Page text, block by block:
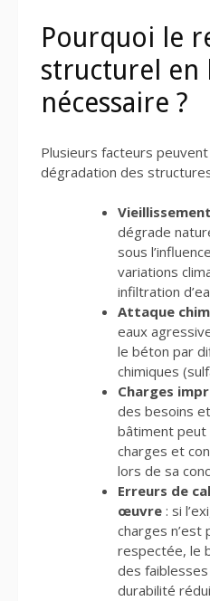
Pourquoi le
structurel en
nécessaire ?
Plusieurs facteurs
dégradation des
dégrade
sous
variations
infiltration
Attaque
eaux
le béton par
chimiques
Charges
des besoins
bâtiment peut
charges et
lors de sa
Erreurs de
œuvre : si
charges
respectée, le
des
durabilité